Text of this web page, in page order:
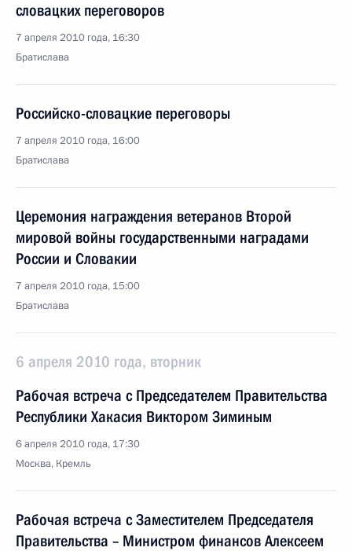
словацких переговоров
7 апреля 2010 года, 16:30
Братислава
Российско-словацкие переговоры
7 апреля 2010 года, 16:00
Братислава
Церемония награждения ветеранов Второй
мировой войны государственными наградами
России и Словакии
7 апреля 2010 года, 15:00
Братислава
6 апреля 2010 года, вторник
Рабочая встреча с Председателем Правительства
Республики Хакасия Виктором Зиминым
6 апреля 2010 года, 17:30
Москва, Кремль
Рабочая встреча с Заместителем Председателя
Правительства – Министром финансов Алексеем